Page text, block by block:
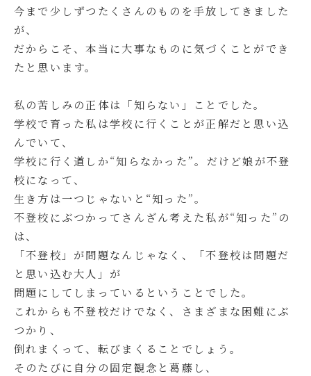
今まで少しずつたくさんのものを手放してきました
が、
だからこそ、本当に大事なものに気づくことができ
たと思います。
私の苦しみの正体は「知らない」ことでした。
学校で育った私は学校に行くことが正解だと思い込
んでいて、
学校に行く道しか“知らなかった”。だけど娘が不登
校になって、
生き方は一つじゃないと“知った”。
不登校にぶつかってさんざん考えた私が“知った”の
は、
「不登校」が問題なんじゃなく、「不登校は問題だ
と思い込む大人」が
問題にしてしまっているということでした。
これからも不登校だけでなく、さまざまな困難にぶ
つかり、
倒れまくって、転びまくることでしょう。
そのたびに自分の固定観念と葛藤し、